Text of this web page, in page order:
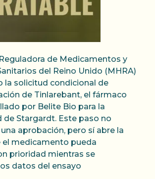
de Medicamentos y
del Reino Unido (MHRA)
la solicitud condicional de
de Tinlarebant, el fármaco
por Belite Bio para la
de Stargardt. Este paso no
aprobación, pero sí abre la
el medicamento pueda
prioridad mientras se
datos del ensayo